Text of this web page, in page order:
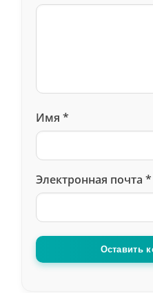
Имя *
Электронная почта *
Оставить